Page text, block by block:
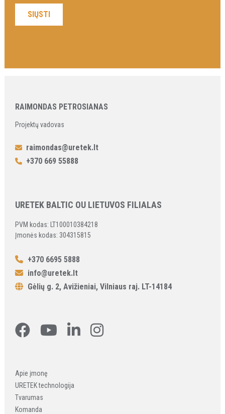
RAIMONDAS PETROSIANAS
Projektų vadovas
raimondas@uretek.lt
+370 669 55888
URETEK BALTIC OU LIETUVOS FILIALAS
PVM kodas: LT100010384218
Įmonės kodas: 304315815
+370 6695 5888
info@uretek.lt
Gėlių g. 2, Avižieniai, Vilniaus raj. LT-14184
Apie įmonę
URETEK technologija
Tvarumas
Komanda